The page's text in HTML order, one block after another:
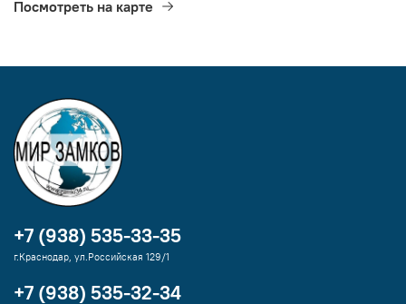
Посмотреть на карте
+7 (938) 535-33-35
г.Краснодар, ул.Российская 129/1
+7 (938) 535-32-34